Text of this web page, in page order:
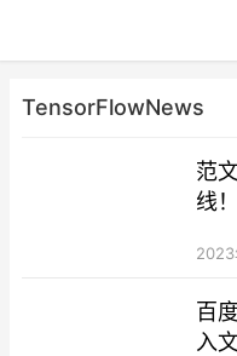
TensorFlowNews
范
线！
2023
百
入